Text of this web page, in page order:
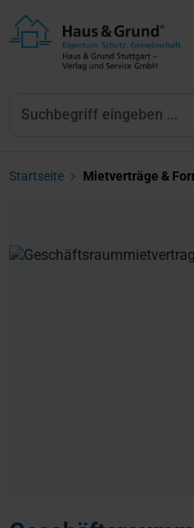
Zum Hauptinhalt springen
Startseite Mietverträge &